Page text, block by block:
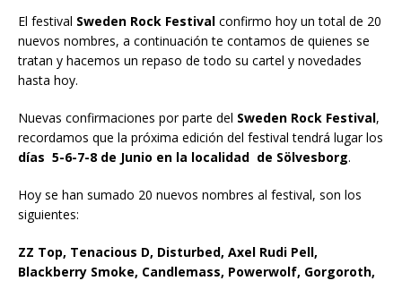
El festival Sweden Rock Festival confirmo hoy un total de 20
nuevos nombres, a continuación te contamos de quienes se
tratan y hacemos un repaso de todo su cartel y novedades
hasta hoy.
Nuevas confirmaciones por parte del Sweden Rock Festival,
recordamos que la próxima edición del festival tendrá lugar los
días 5-6-7-8 de Junio en la localidad de Sölvesborg.
Hoy se han sumado 20 nuevos nombres al festival, son los
siguientes:
ZZ Top, Tenacious D, Disturbed, Axel Rudi Pell,
Blackberry Smoke, Candlemass, Powerwolf, Gorgoroth,